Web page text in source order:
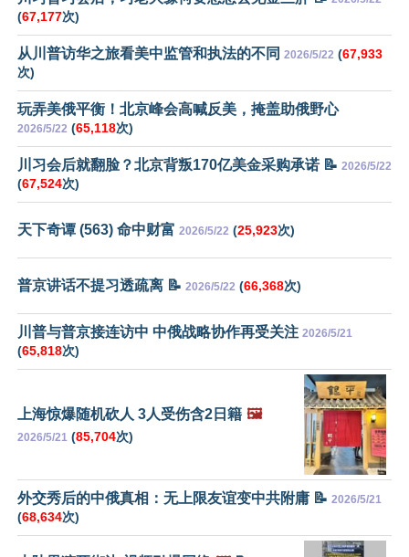
(67,177次)
从川普访华之旅看美中监管和执法的不同 2026/5/22 (67,933
次)
玩弄美俄平衡！北京峰会高喊反美，掩盖助俄野心
2026/5/22 (65,118次)
川习会后就翻脸？北京背叛170亿美金采购承诺 📝 2026/5/22
(67,524次)
天下奇谭 (563) 命中财富 2026/5/22 (25,923次)
普京讲话不提习透疏离 📝 2026/5/22 (66,368次)
川普与普京接连访中 中俄战略协作再受关注 2026/5/21
(65,818次)
上海惊爆随机砍人 3人受伤含2日籍 🖼️
2026/5/21 (85,704次)
外交秀后的中俄真相：无上限友谊变中共附庸 📝 2026/5/21
(68,634次)